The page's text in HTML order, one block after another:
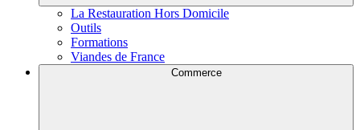
La Restauration Hors Domicile
Outils
Formations
Viandes de France
Commerce